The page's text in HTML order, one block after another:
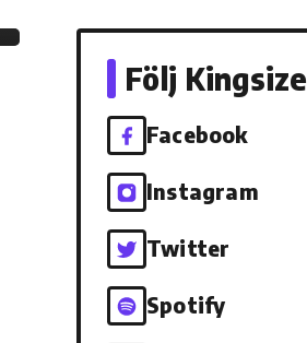
Följ Kingsize
Facebook
Instagram
Twitter
Spotify